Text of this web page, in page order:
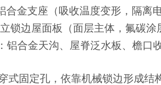
合金支座（吸收温度变形，隔离
锁边屋面板（面层主体，氟碳涂
铝合金天沟、屋脊泛水板、檐口
式固定孔，依靠机械锁边形成